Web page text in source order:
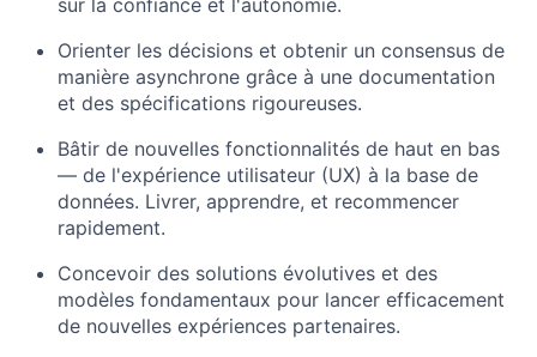
Orienter les décisions et obtenir un consensus de
manière asynchrone grâce à une documentation
et des spécifications rigoureuses.
Bâtir de nouvelles fonctionnalités de haut en bas
— de l'expérience utilisateur (UX) à la base de
données. Livrer, apprendre, et recommencer
rapidement.
Concevoir des solutions évolutives et des
modèles fondamentaux pour lancer efficacement
de nouvelles expériences partenaires.